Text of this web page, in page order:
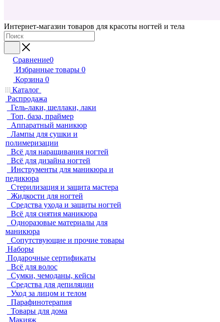
Интернет-магазин товаров для красоты ногтей и тела
Сравнение0
Избранные товары 0
Корзина 0
Каталог
Распродажа
Гель-лаки, шеллаки, лаки
Топ, база, праймер
Аппаратный маникюр
Лампы для сушки и
полимеризации
Всё для наращивания ногтей
Всё для дизайна ногтей
Инструменты для маникюра и
педикюра
Стерилизация и защита мастера
Жидкости для ногтей
Средства ухода и защиты ногтей
Всё для снятия маникюра
Одноразовые материалы для
маникюра
Сопутствующие и прочие товары
Наборы
Подарочные сертификаты
Всё для волос
Сумки, чемоданы, кейсы
Средства для депиляции
Уход за лицом и телом
Парафинотерапия
Товары для дома
Макияж